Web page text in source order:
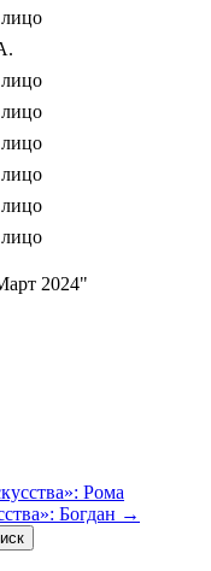
2024"
Рома
Богдан →